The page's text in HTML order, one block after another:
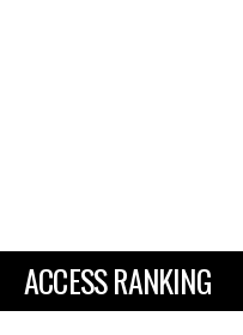
ACCESS RANKING